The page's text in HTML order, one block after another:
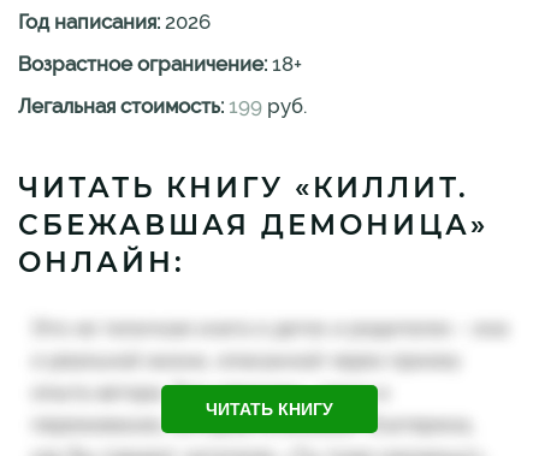
Год написания: 2026
Возрастное ограничение: 18+
Легальная стоимость: 199 руб.
ЧИТАТЬ КНИГУ «КИЛЛИТ.
СБЕЖАВШАЯ ДЕМОНИЦА»
ОНЛАЙН:
ЧИТАТЬ КНИГУ